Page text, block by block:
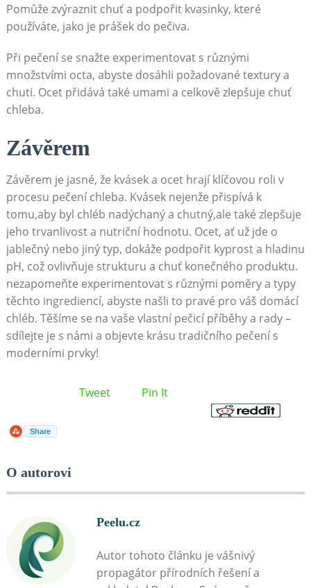
Pomůže zvýraznit chuť a podpořit kvasinky,⁣ které⁤
používáte, jako ⁤je prášek do ‍pečiva.
Při pečení se snažte experimentovat s různými
množstvími octa, abyste dosáhli požadované textury a⁢
chuti. Ocet přidává také⁢ umami a celkově zlepšuje chuť
chleba.
Závěrem
Závěrem je jasné, ⁣že kvásek a ocet hrají ⁣klíčovou roli v
procesu⁤ pečení ⁣chleba. Kvásek nejenže ‌přispívá ‍k
tomu,aby byl chléb nadýchaný a chutný,ale ⁤také zlepšuje
jeho ⁤trvanlivost a nutriční hodnotu. Ocet, ať už jde o⁣
jablečný nebo jiný typ, ⁢dokáže podpořit‍ kyprost a hladinu
pH, což ovlivňuje strukturu a chuť ‍konečného produktu.
nezapomeňte experimentovat s různými poměry a‌ typy
těchto ⁤ingrediencí, abyste našli⁤ to pravé ⁤pro váš domácí
chléb. ‌Těšíme se na vaše vlastní pečicí příběhy a rady –
⁤sdílejte je s námi ⁤a objevte krásu tradičního ⁣pečení s
moderními prvky!
Tweet Pin It
Share
O autorovi
Peelu.cz
Autor tohoto článku je vášnivý
propagátor přírodních řešení a